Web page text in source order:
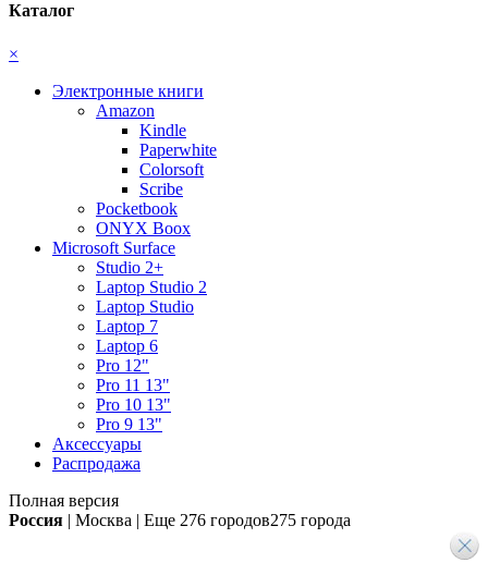
Каталог
×
Электронные книги
Amazon
Kindle
Paperwhite
Colorsoft
Scribe
Pocketbook
ONYX Boox
Microsoft Surface
Studio 2+
Laptop Studio 2
Laptop Studio
Laptop 7
Laptop 6
Pro 12"
Pro 11 13"
Pro 10 13"
Pro 9 13"
Аксессуары
Распродажа
Полная версия
Россия | Москва | Еще 276 городов275 города